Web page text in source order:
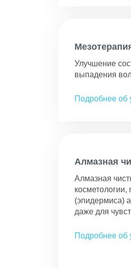
Улучшение
выпадения
Подробнее об
Алмазная
Алмазная
(эпидермиса)
даже для
Подробнее об